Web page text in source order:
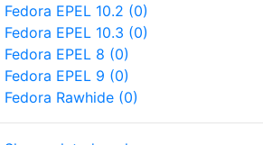
Fedora EPEL 10.2 (0)
Fedora EPEL 10.3 (0)
Fedora EPEL 8 (0)
Fedora EPEL 9 (0)
Fedora Rawhide (0)